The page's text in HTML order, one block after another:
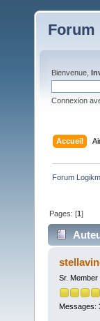
Forum
Bienvenue,
Connexion
Accueil
Forum
Pages: [1]
Sr. Member
Messages: